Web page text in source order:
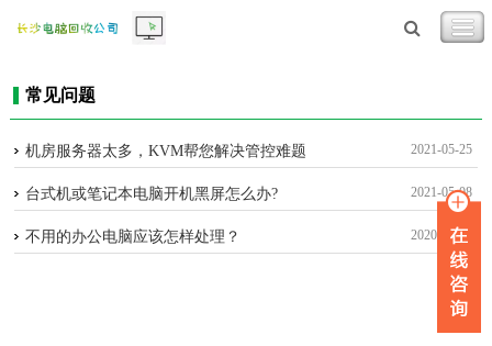
常见问题
2021-05-25
机房服务器太多，KVM帮您解决管控难题
2021-05-08
台式机或笔记本电脑开机黑屏怎么办?
2020-12-28
不用的办公电脑应该怎样处理？